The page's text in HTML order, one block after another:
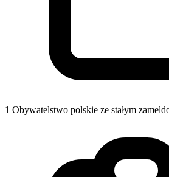
1 Obywatelstwo polskie ze stałym